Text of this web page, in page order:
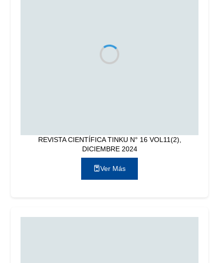
REVISTA CIENTÍFICA TINKU N° 16 VOL11(2),
DICIEMBRE 2024
Ver Más